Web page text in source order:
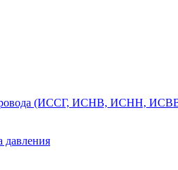
(ИССГ, ИСНВ, ИСНН,
давления